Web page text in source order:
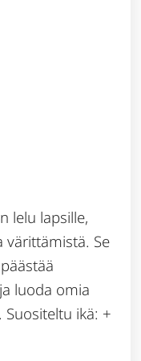
lelu lapsille,
värittämistä. Se
luoda omia
ikä: +